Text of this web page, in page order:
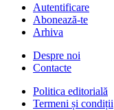
Autentificare
Abonează-te
Arhiva
Despre noi
Contacte
Politica editorială
Termeni și condiții